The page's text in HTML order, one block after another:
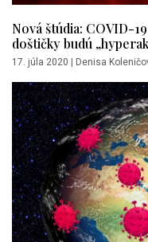
Nová štúdia: COVID-
doštičky budú
17. júla 2020 Denisa